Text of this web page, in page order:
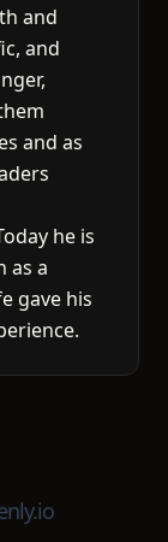
and
and
and as
he is
as a
gave his